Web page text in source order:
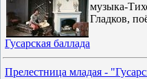
музыка-
Гладков,
Гусарская баллада
Прелестница младая -